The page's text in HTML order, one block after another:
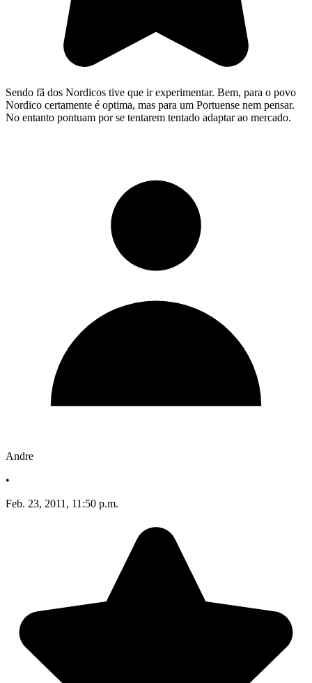
Sendo fã dos Nordicos tive que ir experimentar. Bem, para o povo
Nordico certamente é optima, mas para um Portuense nem pensar.
No entanto pontuam por se tentarem tentado adaptar ao mercado.
Andre
•
Feb. 23, 2011, 11:50 p.m.